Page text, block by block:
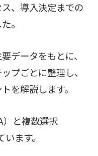
、導入決定までの
。
データをもとに、
プごとに整理し、
を解説します。
と複数選択
ます。